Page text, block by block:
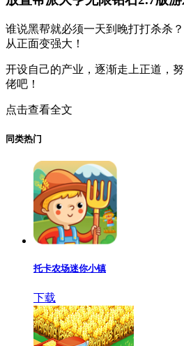
谁说黑帮就必须一天到晚打打杀杀
从正面变强大！
开设自己的产业，逐渐走上正道，
佬吧！
点击查看全文
同类热门
托卡农场迷你小镇
下载